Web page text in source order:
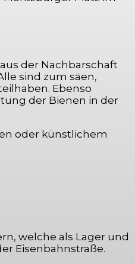
der Nachbarschaft
sind zum säen,
Ebenso
der Bienen in der
oder künstlichem
welche als Lager und
Eisenbahnstraße.